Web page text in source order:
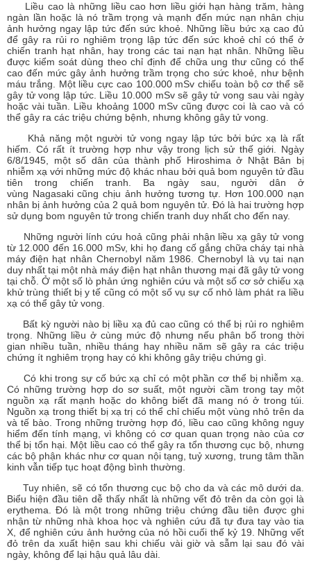
Liều cao là những liều cao hơn liều giới hạn hàng trăm, hàng
ngàn lần hoặc là nó trầm trọng và mạnh đến mức nạn nhân chịu
ảnh hưởng ngay lập tức đến sức khoẻ. Những liều bức xạ cao đủ
để gây ra rủi ro nghiêm trọng lập tức đến sức khoẻ chỉ có thể ở
chiến tranh hạt nhân, hay trong các tai nạn hạt nhân. Những liều
được kiểm soát dùng theo chỉ định để chữa ung thư cũng có thể
cao đến mức gây ảnh hưởng trầm trọng cho sức khoẻ, như bệnh
máu trắng. Một liều cực cao 100.000 mSv chiếu toàn bộ cơ thể sẽ
gây tử vong lập tức. Liều 10.000 mSv sẽ gây tử vong sau vài ngày
hoặc vài tuần. Liều khoảng 1000 mSv cũng được coi là cao và có
thể gây ra các triệu chứng bệnh, nhưng không gây tử vong.
Khả năng một người tử vong ngay lập tức bởi bức xạ là rất
hiếm. Có rất ít trường hợp như vậy trong lịch sử thế giới. Ngày
6/8/1945, một số dân của thành phố Hiroshima ở Nhật Bản bị
nhiễm xạ với những mức độ khác nhau bởi quả bom nguyên tử đầu
tiên trong chiến tranh. Ba ngày sau, người dân ở
vùng Nagasaki cũng chịu ảnh hưởng tương tự. Hơn 100.000 nạn
nhân bị ảnh hưởng của 2 quả bom nguyên tử. Đó là hai trường hợp
sử dụng bom nguyên tử trong chiến tranh duy nhất cho đến nay.
Những người lính cứu hoả cũng phải nhận liều xạ gây tử vong
từ 12.000 đến 16.000 mSv, khi họ đang cố gắng chữa cháy tại nhà
máy điện hạt nhân Chernobyl năm 1986. Chernobyl là vụ tai nạn
duy nhất tại một nhà máy điện hạt nhân thương mại đã gây tử vong
tại chỗ. Ở một số lò phản ứng nghiên cứu và một số cơ sở chiếu xạ
khử trùng thiết bị y tế cũng có một số vụ sự cố nhỏ làm phát ra liều
xạ có thể gây tử vong.
Bất kỳ người nào bị liều xạ đủ cao cũng có thể bị rủi ro nghiêm
trọng. Những liều ở cùng mức độ nhưng nếu phân bố trong thời
gian nhiều tuần, nhiều tháng hay nhiều năm sẽ gây ra các triệu
chứng ít nghiêm trọng hay có khi không gây triệu chứng gì.
Có khi trong sự cố bức xạ chỉ có một phần cơ thể bị nhiễm xạ.
Có những trường hợp do sơ suất, một người cầm trong tay một
nguồn xạ rất mạnh hoặc do không biết đã mang nó ở trong túi.
Nguồn xạ trong thiết bị xạ trị có thể chỉ chiếu một vùng nhỏ trên da
và tế bào. Trong những trường hợp đó, liều cao cũng không nguy
hiểm đến tính mạng, vì không có cơ quan quan trọng nào của cơ
thể bị tổn hại. Một liều cao có thể gây ra tổn thương cục bộ, nhưng
các bộ phận khác như cơ quan nội tạng, tuỷ xương, trung tâm thần
kinh vẫn tiếp tục hoạt động bình thường.
Tuy nhiên, sẽ có tổn thương cục bộ cho da và các mô dưới da.
Biểu hiện đầu tiên dễ thấy nhất là những vết đỏ trên da còn gọi là
erythema. Đó là một trong những triệu chứng đầu tiên được ghi
nhận từ những nhà khoa học và nghiên cứu đã tự đưa tay vào tia
X, để nghiên cứu ảnh hưởng của nó hồi cuối thế kỷ 19. Những vết
đỏ trên da xuất hiện sau khi chiếu vài giờ và sẫm lại sau đó vài
ngày, không để lại hậu quả lâu dài.